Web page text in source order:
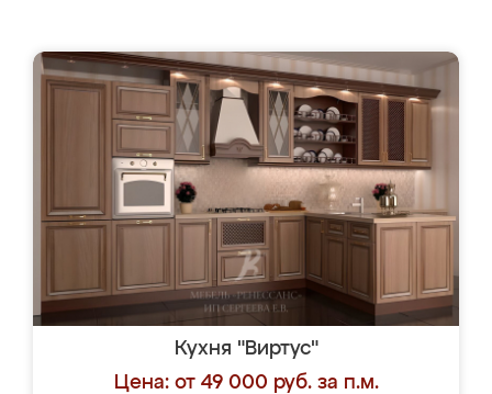
Кухня "Виртус"
Цена: от 49 000 руб. за п.м.